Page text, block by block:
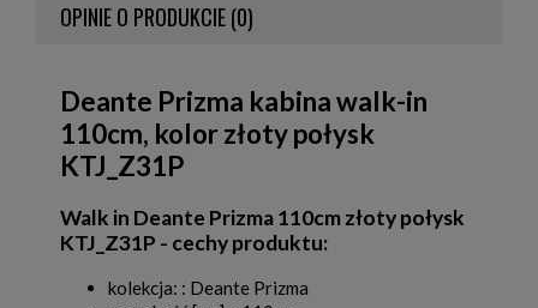
OPINIE O PRODUKCIE (0)
Deante Prizma kabina walk-in
110cm, kolor złoty połysk
KTJ_Z31P
Walk in Deante Prizma 110cm złoty połysk
KTJ_Z31P - cechy produktu:
kolekcja: : Deante Prizma